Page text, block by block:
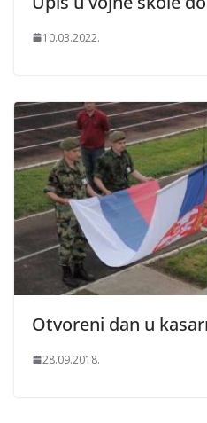
10.03.2022.
Otvoreni dan u
28.09.2018.